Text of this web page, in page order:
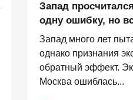
Запад
одну ошибку, но
Запад много лет
однако признания
обратный эффект.
Москва ошиблась...